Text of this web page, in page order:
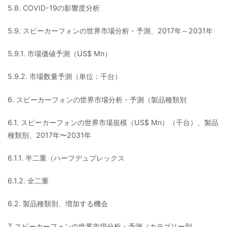
5.8. COVID-19の影響度分析
5.9. スピーカーフォンの世界市場分析・予測、2017年～2031年
5.9.1. 市場価値予測（US$ Mn）
5.9.2. 市場数量予測（単位：千台）
6. スピーカーフォンの世界市場分析・予測（製品種類別
6.1. スピーカーフォンの世界市場規模（US$ Mn）（千台）、製品
種類別、2017年〜2031年
6.1.1. 半二重（ハーフデュプレックス
6.1.2. 全二重
6.2. 製品種類別、増加する機会